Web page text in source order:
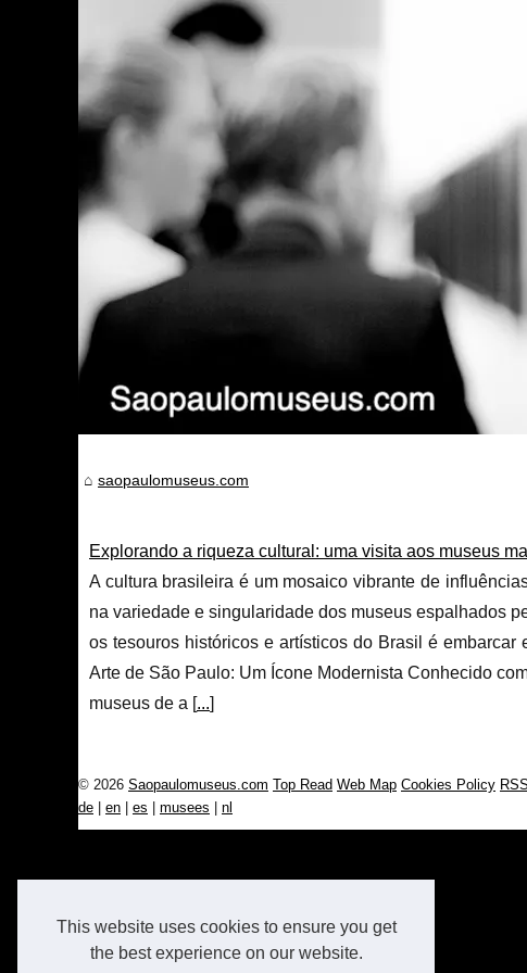
This website uses cookies to ensure you get
the best experience on our website.
saopaulomuseus.com
Explorando a riqueza cultural: uma visita aos museus
A cultura brasileira é um mosaico vibrante de
na variedade e singularidade dos museus espalhados
os tesouros históricos e artísticos do Brasil é
Arte de São Paulo: Um Ícone Modernista Conhecido
museus de a [...]
© 2026 Saopaulomuseus.com Top Read Web Map Cookies Policy RSS
de
en es musees nl